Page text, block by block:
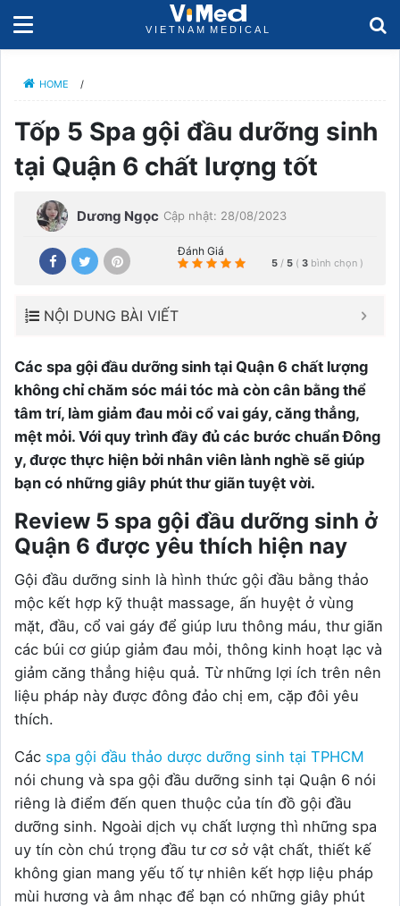
HOME /
Tốp 5 Spa gội đầu dưỡng sinh
tại Quận 6 chất lượng tốt
Dương Ngọc Cập nhật: 28/08/2023
Đánh Giá
5 / 5 ( 3 bình chọn )
NỘI DUNG BÀI VIẾT
Các spa gội đầu dưỡng sinh tại Quận 6 chất lượng
không chỉ chăm sóc mái tóc mà còn cân bằng thể
tâm trí, làm giảm đau mỏi cổ vai gáy, căng thẳng,
mệt mỏi. Với quy trình đầy đủ các bước chuẩn Đông
y, được thực hiện bởi nhân viên lành nghề sẽ giúp
bạn có những giây phút thư giãn tuyệt vời.
Review 5 spa gội đầu dưỡng sinh ở
Quận 6 được yêu thích hiện nay
Gội đầu dưỡng sinh là hình thức gội đầu bằng thảo
mộc kết hợp kỹ thuật massage, ấn huyệt ở vùng
mặt, đầu, cổ vai gáy để giúp lưu thông máu, thư giãn
các búi cơ giúp giảm đau mỏi, thông kinh hoạt lạc và
giảm căng thẳng hiệu quả. Từ những lợi ích trên nên
liệu pháp này được đông đảo chị em, cặp đôi yêu
thích.
Các spa gội đầu thảo dược dưỡng sinh tại TPHCM
nói chung và spa gội đầu dưỡng sinh tại Quận 6 nói
riêng là điểm đến quen thuộc của tín đồ gội đầu
dưỡng sinh. Ngoài dịch vụ chất lượng thì những spa
uy tín còn chú trọng đầu tư cơ sở vật chất, thiết kế
không gian mang yếu tố tự nhiên kết hợp liệu pháp
mùi hương và âm nhạc để bạn có những giây phút